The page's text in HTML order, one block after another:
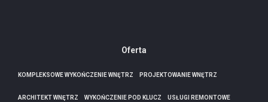
Oferta
KOMPLEKSOWE WYKOŃCZENIE WNĘTRZ PROJEKTOWANIE WNĘTRZ
ARCHITEKT WNĘTRZ WYKOŃCZENIE POD KLUCZ USŁUGI REMONTOWE